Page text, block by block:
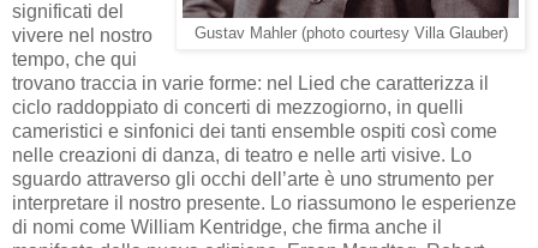
Gustav Mahler (photo courtesy Villa Glauber)
significati del
vivere nel nostro
tempo, che qui
trovano traccia in varie forme: nel Lied che caratterizza il
ciclo raddoppiato di concerti di mezzogiorno, in quelli
cameristici e sinfonici dei tanti ensemble ospiti così come
nelle creazioni di danza, di teatro e nelle arti visive. Lo
sguardo attraverso gli occhi dell’arte è uno strumento per
interpretare il nostro presente. Lo riassumono le esperienze
di nomi come William Kentridge, che firma anche il